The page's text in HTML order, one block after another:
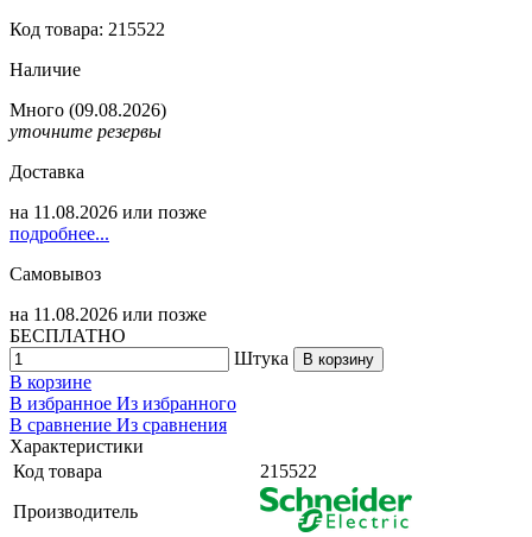
Код товара: 215522
Наличие
Много (09.08.2026)
уточните резервы
Доставка
на 11.08.2026 или позже
подробнее...
Самовывоз
на 11.08.2026 или позже
БЕСПЛАТНО
Штука
В корзину
В корзине
В избранное Из избранного
В сравнение Из сравнения
Характеристики
Код товара
215522
Производитель